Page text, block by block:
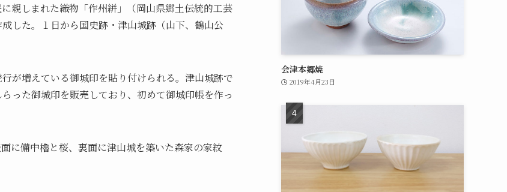
親しまれた織物「作州絣」（岡山県郷土伝統的工芸
した。１日から国史跡・津山城跡（山下、鶴山公
が増えている御城印を貼り付けられる。津山城跡で
った御城印を販売しており、初めて御城印帳を作っ
に備中櫓と桜、裏面に津山城を築いた森家の家紋
会津本郷焼
2019年4月23日